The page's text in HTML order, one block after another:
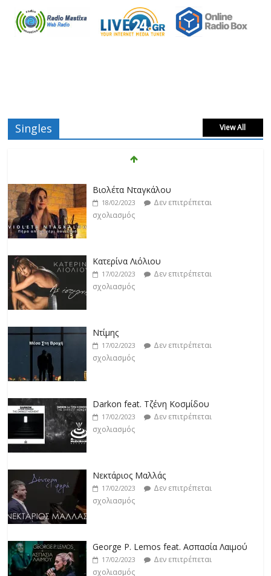
Singles View All
18/02/2023
Δεν επιτρέπεται
σχολιασμός
17/02/2023
Δεν επιτρέπεται
σχολιασμός
17/02/2023
σχολιασμός
17/02/2023
Δεν επιτρέπεται
σχολιασμός
17/02/2023
Δεν επιτρέπεται
σχολιασμός
17/02/2023
Δεν επιτρέπεται
σχολιασμός